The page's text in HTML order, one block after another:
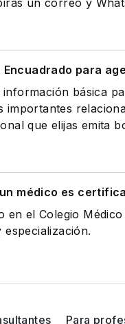
un correo y
para
básica
que elijas emita
médico es
en el Colegio
Para